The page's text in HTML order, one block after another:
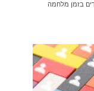
בזמן מלחמה